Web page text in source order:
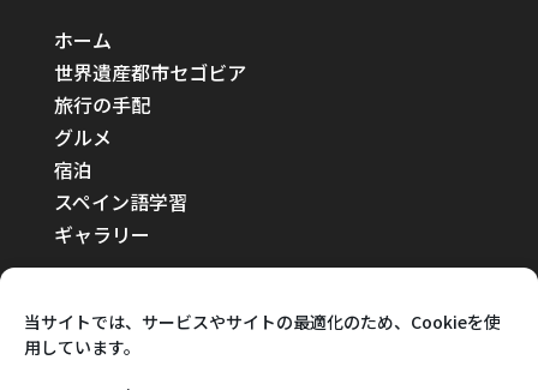
当サイトでは、サービスやサイトの最適化のため、Cookieを使
用しています。
ホーム
世界遺産都市セゴビア
旅行の手配
グルメ
宿泊
スペイン語学習
ギャラリー